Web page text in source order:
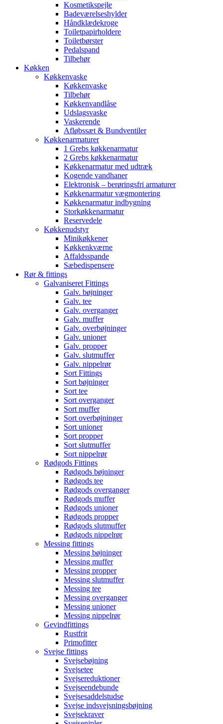
Kosmetikspejle
Badeværelseshylder
Håndklædekroge
Toiletpapirholdere
Toiletbørster
Pedalspand
Tilbehør
Køkken
Køkkenvaske
Køkkenvaske
Tilbehør
Køkkenvandlåse
Udslagsvaske
Vaskerende
Afløbssæt & Bundventiler
Køkkenarmaturer
1 Grebs køkkenarmatur
2 Grebs køkkenarmatur
Køkkenarmatur med udtræk
Kogende vandhaner
Elektronisk – berøringsfri armaturer
Køkkenarmatur vægmontering
Køkkenarmatur indbygning
Storkøkkenarmatur
Reservedele
Køkkenudstyr
Minikøkkener
Køkkenkværne
Affaldsspande
Sæbedispensere
Rør & fittings
Galvaniseret Fittings
Galv. bøjninger
Galv. tee
Galv. overganger
Galv. muffer
Galv. overbøjninger
Galv. unioner
Galv. propper
Galv. slutmuffer
Galv. nippelrør
Sort Fittings
Sort bøjninger
Sort tee
Sort overganger
Sort muffer
Sort overbøjninger
Sort unioner
Sort propper
Sort slutmuffer
Sort nippelrør
Rødgods Fittings
Rødgods bøjninger
Rødgods tee
Rødgods overganger
Rødgods muffer
Rødgods unioner
Rødgods propper
Rødgods slutmuffer
Rødgods nippelrør
Messing fittings
Messing bøjninger
Messing muffer
Messing propper
Messing slutmuffer
Messing tee
Messing overganger
Messing unioner
Messing nippelrør
Gevindfittings
Rustfrit
Primofitter
Svejse fittings
Svejsebøjning
Svejsetee
Svejsereduktioner
Svejseendebunde
Svejsesaddelstudse
Svejse indsvejsningsbøjning
Svejsekraver